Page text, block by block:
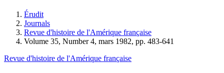
Érudit
Journals
Revue d'histoire de l'Amérique française
Volume 35, Number 4, mars 1982, pp. 483-641
Revue d'histoire de l'Amérique française